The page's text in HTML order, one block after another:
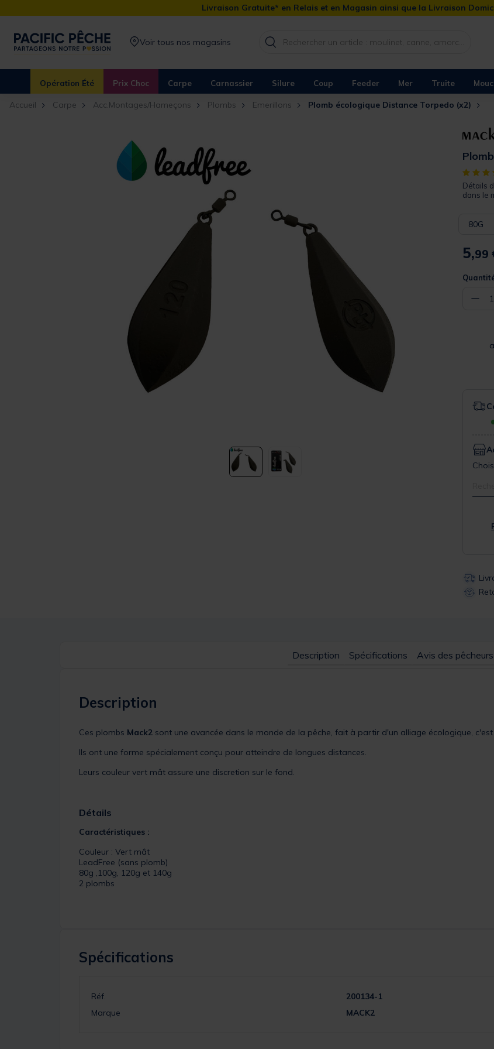
Livraison Gratuite* en Relais et en Magasin ainsi que la Livraison
Voir tous nos magasins
Opération Été Prix Choc Carpe Carnassier Silure Coup Feeder Mer Truite
Accueil Carpe Acc.Montages/Hameçons Plombs Emerillons Plomb écologique Distance Torpedo (x2)
[object
Détails
dans le
80G
5,99
− 1
Description Spécifications Avis des pêcheurs
Description
Ces plombs Mack2 sont une avancée dans le monde de la pêche, fait à partir d'un alliage écologique,
Ils ont une forme spécialement conçu pour atteindre de longues distances.
Leurs couleur vert mât assure une discretion sur le fond.
Détails
Caractéristiques :
Couleur : Vert mât
LeadFree (sans plomb)
80g ,100g, 120g et 140g
2 plombs
Spécifications
Réf.
200134-1
Marque
MACK2